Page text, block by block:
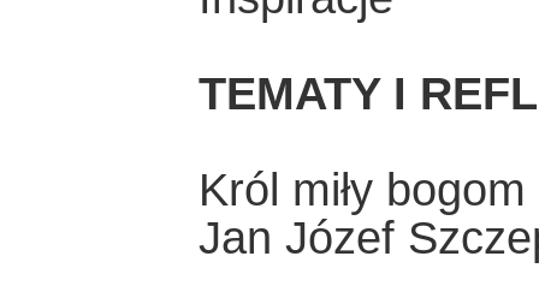
TEMATY I
Król miły bogom
Jan Józef